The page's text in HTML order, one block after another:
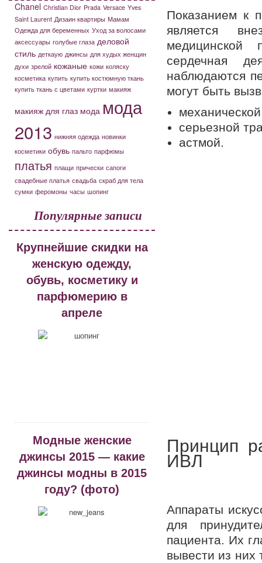
Chanel Christian Dior Prada Versace Yves
Saint Laurent Дизаин квартиры Мамам
Одежда для беременных Уход за волосами
аксессуары голубые глаза деловой
стиль деткаую джинсы для худых женщин
духи зрелой кожаные кожи коляску
косметика купить купить костюмную ткань
купить ткань с цветами куртки макияж
макияж для глаз мода мода
2013 нижняя одежда новинки
косметики обувь пальто парфюмы
платья плащи прически сапоги
свадебные платья свадьба скраб для тела
сумки феромоны часы шопинг
Популярные записи
Крупнейшие скидки на
женскую одежду,
обувь, косметику и
парфюмерию в
апреле
Модные женские
джинсы 2015 — какие
джинсы модны в 2015
году? (фото)
Показанием к
является
медицинской
сердечная
наблюдаются
могут быть
серьезной
астмой.
Принцип
ИВЛ
Аппараты
для
пациента. Их
вывести из них